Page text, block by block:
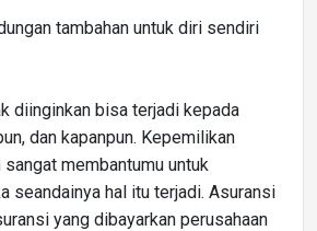
tambahan untuk diri sendiri
diinginkan bisa terjadi kepada
dan kapanpun. Kepemilikan
membantumu untuk
seandainya hal itu terjadi. Asuransi
yang dibayarkan perusahaan